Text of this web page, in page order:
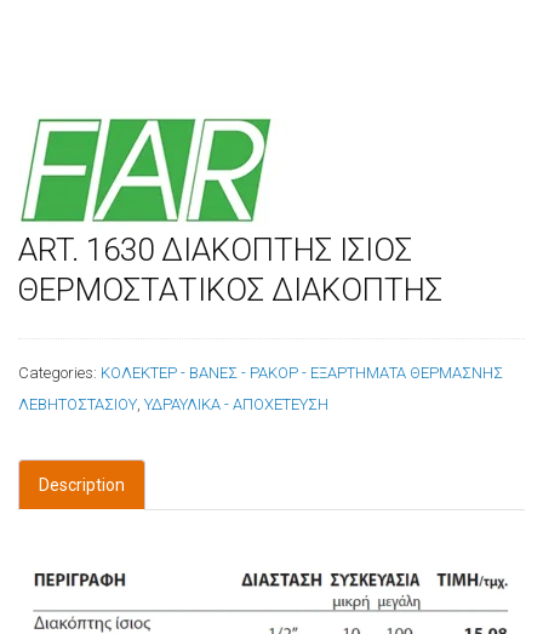
ART. 1630 ΔΙΑΚΟΠΤΗΣ ΙΣΙΟΣ
ΘΕΡΜΟΣΤΑΤΙΚΟΣ ΔΙΑΚΟΠΤΗΣ
Categories: ΚΟΛΕΚΤΕΡ - ΒΑΝΕΣ - ΡΑΚΟΡ - ΕΞΑΡΤΗΜΑΤΑ ΘΕΡΜΑΣΝΗΣ
ΛΕΒΗΤΟΣΤΑΣΙΟΥ ΥΔΡΑΥΛΙΚΑ - ΑΠΟΧΕΤΕΥΣΗ
Description